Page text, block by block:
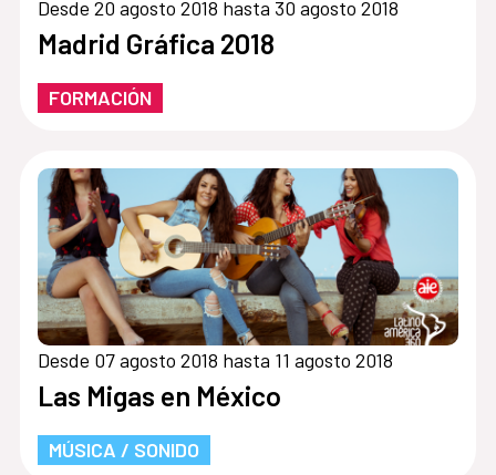
Desde 20 agosto 2018 hasta 30 agosto 2018
Madrid Gráfica 2018
FORMACIÓN
Desde 07 agosto 2018 hasta 11 agosto 2018
Las Migas en México
MÚSICA / SONIDO